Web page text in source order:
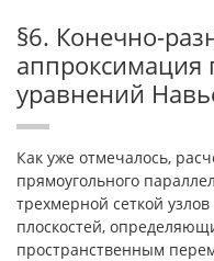
§6. Конечно-
аппроксимация
уравнений
Как уже отмечалось,
прямоугольного
трехмерной сеткой
плоскостей,
пространственным